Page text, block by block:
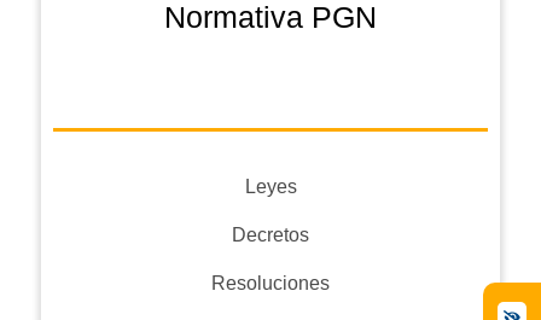
Normativa PGN
Leyes
Decretos
Resoluciones